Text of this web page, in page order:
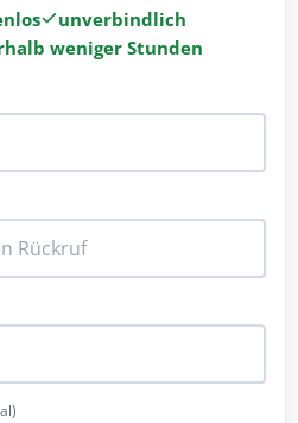
unverbindlich
weniger Stunden